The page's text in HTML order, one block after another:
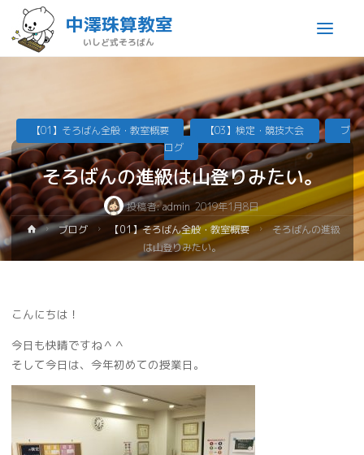
中澤珠算教室
いしど式そろばん
そろばんの進級は山登りみたい。
投稿者:admin 2019年1月8日
【01】そろばん全般・教室概要 【03】検定・競技大会
ブ
ログ
ブログ 【01】そろばん全般・教室概要
そろばんの進級
は山登りみたい。
こんにちは！
今日も快晴ですね＾＾
そして今日は、今年初めての授業日。